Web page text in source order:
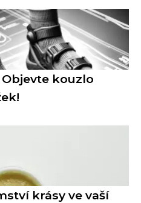
kouzlo
krásy ve vaší